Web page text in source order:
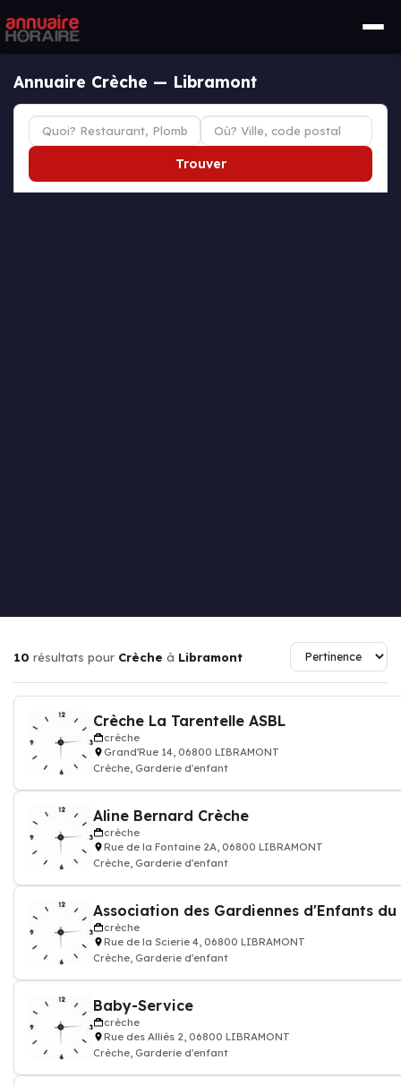
Annuaire Crèche — Libramont
Trouver
10 résultats pour Crèche à Libramont
Crèche La Tarentelle ASBL
crèche
Grand'Rue 14, 06800 LIBRAMONT
Crèche, Garderie d'enfant
Aline Bernard Crèche
crèche
Rue de la Fontaine 2A, 06800 LIBRAMONT
Crèche, Garderie d'enfant
crèche
Rue de la Scierie 4, 06800 LIBRAMONT
Crèche, Garderie d'enfant
Baby-Service
crèche
Rue des Alliés 2, 06800 LIBRAMONT
Crèche, Garderie d'enfant